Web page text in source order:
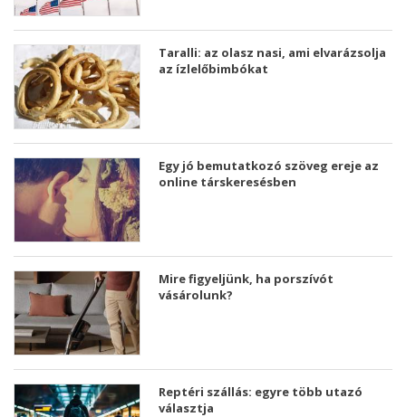
Taralli: az olasz nasi, ami elvarázsolja
az ízlelőbimbókat
Egy jó bemutatkozó szöveg ereje az
online társkeresésben
Mire figyeljünk, ha porszívót
vásárolunk?
Reptéri szállás: egyre több utazó
választja